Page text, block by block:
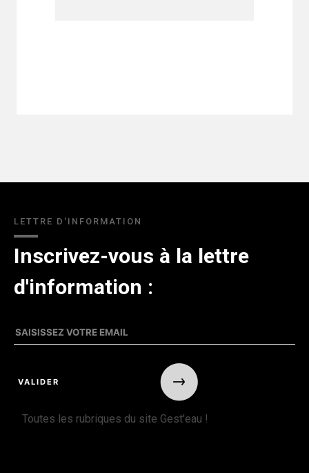
LETTRE D'INFORMATION
Inscrivez-vous à la lettre
d'information :
Toutes les rubriques du site Gest'eau !